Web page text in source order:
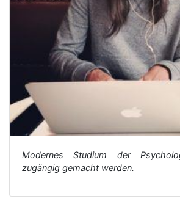
Modernes Studium der
zugängig gemacht werden.